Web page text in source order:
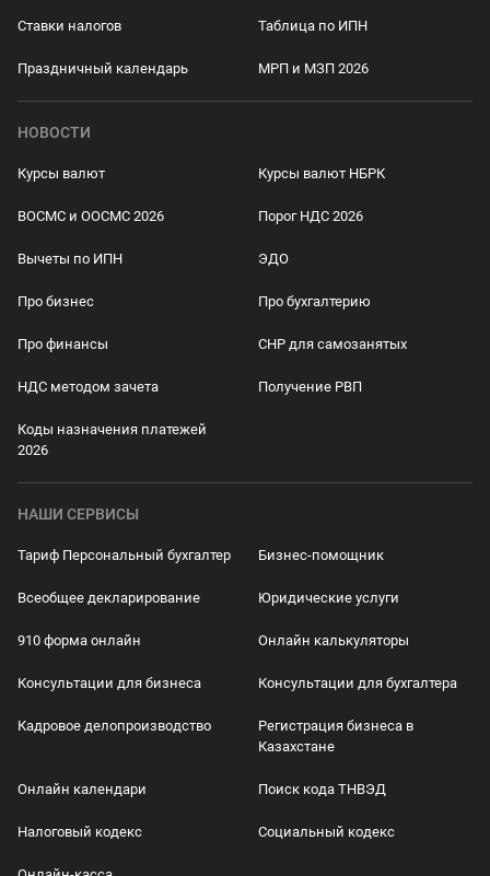
Ставки налогов Таблица по ИПН
Праздничный календарь МРП и МЗП 2026
НОВОСТИ
Курсы валют Курсы валют НБРК
ВОСМС и ООСМС 2026 Порог НДС 2026
Вычеты по ИПН ЭДО
Про бизнес Про бухгалтерию
Про финансы СНР для самозанятых
НДС методом зачета Получение РВП
Коды назначения платежей
2026
НАШИ СЕРВИСЫ
Тариф Персональный бухгалтер Бизнес-помощник
Всеобщее декларирование Юридические услуги
910 форма онлайн Онлайн калькуляторы
Консультации для бизнеса Консультации для бухгалтера
Кадровое делопроизводство
Регистрация бизнеса в
Казахстане
Онлайн календари Поиск кода ТНВЭД
Налоговый кодекс Социальный кодекс